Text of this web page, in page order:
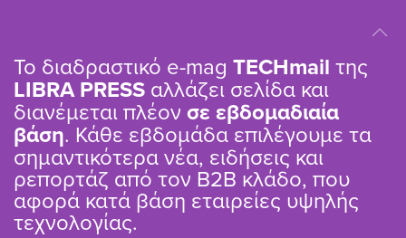
Το διαδραστικό e-mag TΕCHmail της
LIBRA PRESS αλλάζει σελίδα και
διανέμεται πλέον σε εβδομαδιαία
βάση. Κάθε εβδομάδα επιλέγουμε τα
σημαντικότερα νέα, ειδήσεις και
ρεπορτάζ από τον B2B κλάδο, που
αφορά κατά βάση εταιρείες υψηλής
τεχνολογίας.